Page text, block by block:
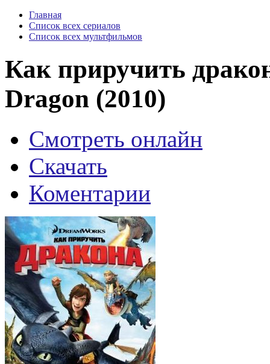
Главная
Список всех сериалов
Список всех мультфильмов
Как приручить
Dragon (2010)
Смотреть онлайн
Скачать
Коментарии